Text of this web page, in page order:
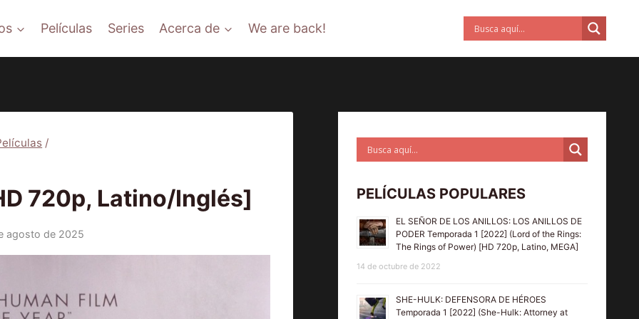
Películas Series Acerca de We are back!
/
720p, Latino/Inglés]
agosto de 2025
PELÍCULAS POPULARES
EL SEÑOR DE LOS ANILLOS: LOS ANILLOS DE
PODER Temporada 1 [2022] (Lord of the Rings:
The Rings of Power) [HD 720p, Latino, MEGA]
14 de octubre de 2022
SHE-HULK: DEFENSORA DE HÉROES
Temporada 1 [2022] (She-Hulk: Attorney at